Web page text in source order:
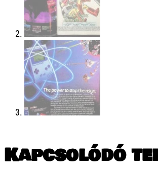
Kapcsolódó